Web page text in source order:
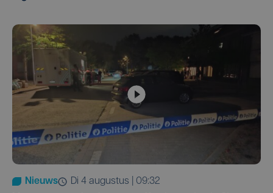
Nieuws
di 4 augustus | 09:32